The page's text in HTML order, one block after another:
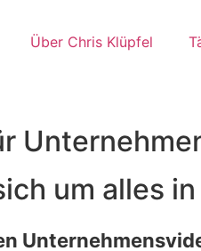
Über Chris Klüpfel
um alles